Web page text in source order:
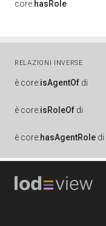
core:hasRole
RELAZIONI INVERSE
è core:isAgentOf di
è core:isRoleOf di
è core:hasAgentRole di